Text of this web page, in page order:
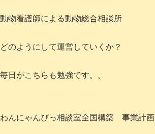
動物看護師による動物総合相談所
どのようにして運営していくか？
毎日がこちらも勉強です。。
わんにゃんぴっ相談室全国構築 事業計画